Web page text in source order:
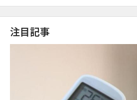
注目記事